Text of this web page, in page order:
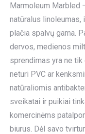
Marmoleum Marbled
natūralus
plačia spalvų gama.
dervos, medienos
sprendimas yra ne
neturi PVC ar
natūraliomis
sveikatai ir puikiai
komercinėms
biurus. Dėl savo